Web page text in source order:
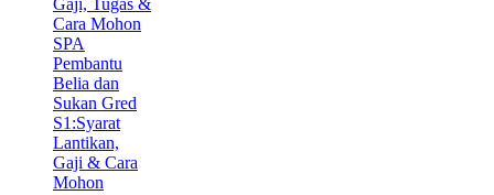
Gaji, Tugas &
Cara Mohon
SPA
Pembantu
Belia dan
Sukan Gred
S1:Syarat
Lantikan,
Gaji & Cara
Mohon